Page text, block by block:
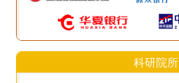
科研院所